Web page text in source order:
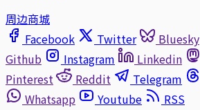
周边商城
Facebook
Twitter Bluesky
Github
Instagram Linkedin
Pinterest
Reddit Telegram
Whatsapp
Youtube
RSS